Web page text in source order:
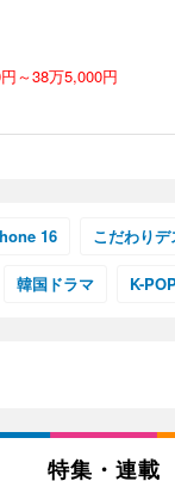
～38万5,000円
16 こだわり
韓国ドラマ K-
特集・連載